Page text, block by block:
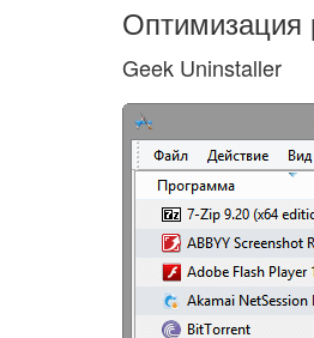
Оптимизация
Geek Uninstaller